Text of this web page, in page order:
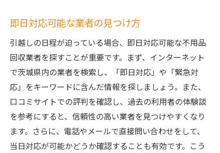
即日対応可能な業者の見つけ方
引越しの日程が迫っている場合、即日対応可能な不用品
回収業者を探すことが重要です。まず、インターネット
で茨城県内の業者を検索し、「即日対応」や「緊急対
応」をキーワードに含んだ情報を探しましょう。また、
口コミサイトでの評判を確認し、過去の利用者の体験談
を参考にすると、信頼性の高い業者を見つけやすくなり
ます。さらに、電話やメールで直接問い合わせをして、
当日対応が可能かどうか確認することも有効です。こう